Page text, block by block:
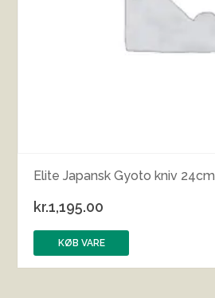
Elite Japansk Gyoto kniv 24cm
kr.1,195.00
KØB VARE